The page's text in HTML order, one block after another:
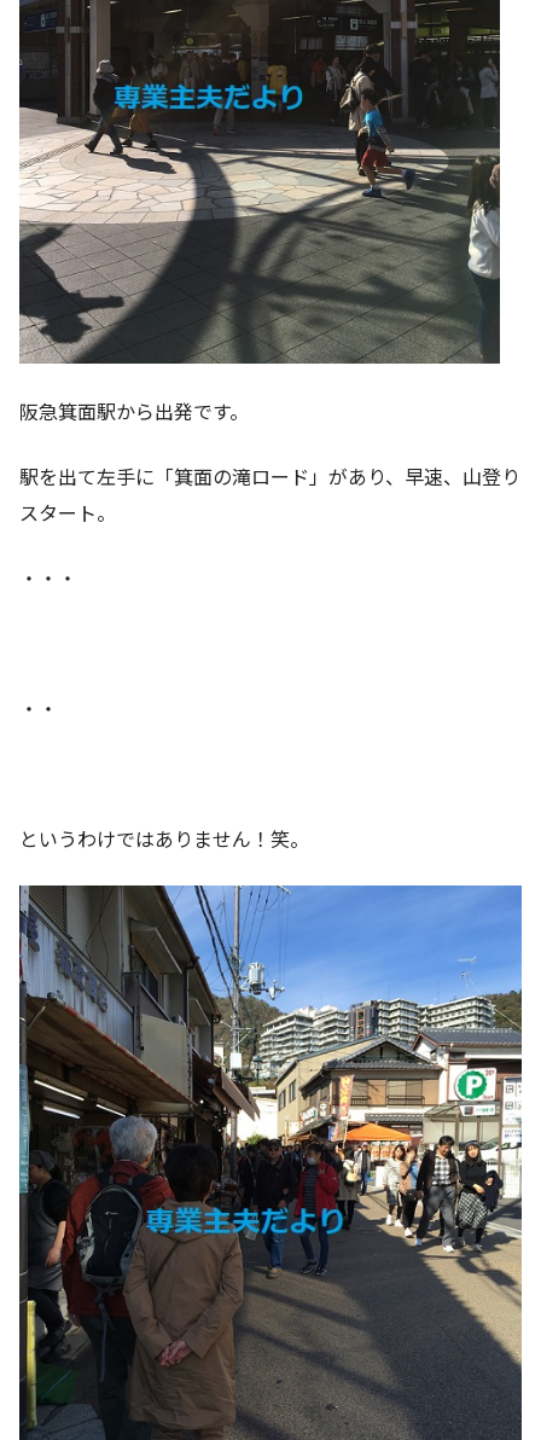
阪急箕面駅から出発です。
駅を出て左手に「箕面の滝ロード」があり、早速、山登り
スタート。
・・・
・・
というわけではありません！笑。